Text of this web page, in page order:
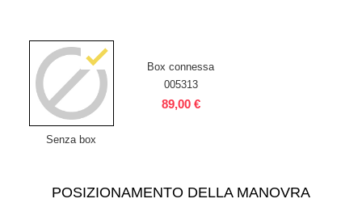
Senza box
Box connessa
005313
89,00 €
POSIZIONAMENTO DELLA MANOVRA